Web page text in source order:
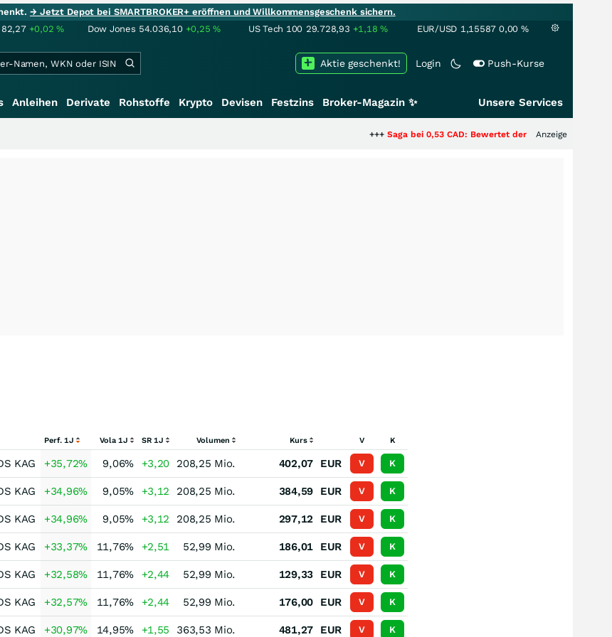
→ Jetzt Depot bei SMARTBROKER+ eröffnen und Willkommensgeschenk sichern.
82,27 +0,02% Dow Jones 54.036,10 +0,25% US Tech 100 29.728,93 +1,18% EUR/USD 1,15587 0,00 %
Login Push-Kurse
Aktie geschenkt!
Anleihen Derivate Rohstoffe Krypto Devisen Festzins Broker-Magazin ✨ Unsere Services
Saga bei 0,53 CAD: Bewertet der Markt noch immer nur die
Anzeige
Perf. 1J Vola 1J SR 1J Volumen Kurs V K
KAG +35,72% 9,06% +3,20 208,25 Mio. 402,07 EUR V K
KAG +34,96% 9,05% +3,12 208,25 Mio. 384,59 EUR V K
KAG +34,96% 9,05% +3,12 208,25 Mio. 297,12 EUR V K
KAG +33,37% 11,76% +2,51 52,99 Mio. 186,01 EUR V K
KAG +32,58% 11,76% +2,44 52,99 Mio. 129,33 EUR V K
KAG +32,57% 11,76% +2,44 52,99 Mio. 176,00 EUR V K
KAG +30,97% 14,95% +1,55 363,53 Mio. 481,27 EUR V K